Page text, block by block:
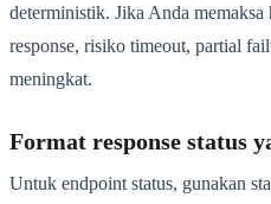
deterministik. Jika Anda memaksa
response, risiko timeout, partial
meningkat.
Format response status
Untuk endpoint status, gunakan